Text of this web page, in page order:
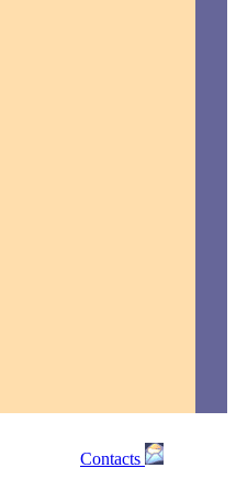
Contacts